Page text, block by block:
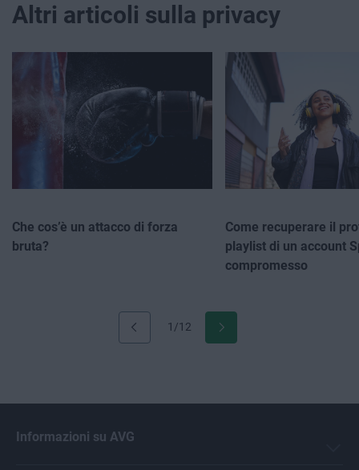
Altri articoli sulla privacy
1/12
Che cos’è un attacco di forza
bruta?
Come recuperare il
playlist di un account
compromesso
Informazioni su AVG